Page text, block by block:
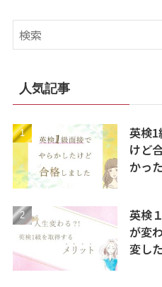
人気記事
英検1
けど
かっ
英検
が変
変し